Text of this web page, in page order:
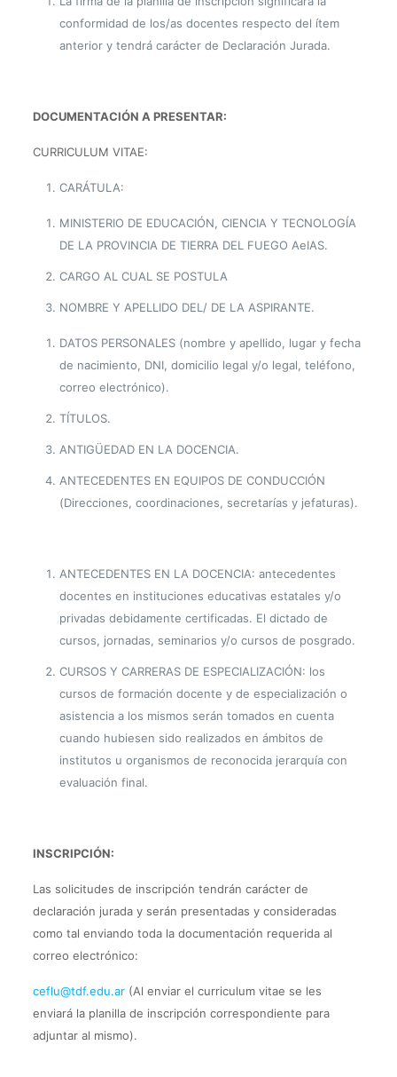
conformidad de los/as docentes respecto del ítem
anterior y tendrá carácter de Declaración Jurada.
DOCUMENTACIÓN A PRESENTAR:
CURRICULUM VITAE:
CARÁTULA:
MINISTERIO DE EDUCACIÓN, CIENCIA Y TECNOLOGÍA
DE LA PROVINCIA DE TIERRA DEL FUEGO AeIAS.
CARGO AL CUAL SE POSTULA
NOMBRE Y APELLIDO DEL/ DE LA ASPIRANTE.
DATOS PERSONALES (nombre y apellido, lugar y fecha
de nacimiento, DNI, domicilio legal y/o legal, teléfono,
correo electrónico).
TÍTULOS.
ANTIGÜEDAD EN LA DOCENCIA.
ANTECEDENTES EN EQUIPOS DE CONDUCCIÓN
(Direcciones, coordinaciones, secretarías y jefaturas).
ANTECEDENTES EN LA DOCENCIA: antecedentes
docentes en instituciones educativas estatales y/o
privadas debidamente certificadas. El dictado de
cursos, jornadas, seminarios y/o cursos de posgrado.
CURSOS Y CARRERAS DE ESPECIALIZACIÓN: los
cursos de formación docente y de especialización o
asistencia a los mismos serán tomados en cuenta
cuando hubiesen sido realizados en ámbitos de
institutos u organismos de reconocida jerarquía con
evaluación final.
INSCRIPCIÓN:
Las solicitudes de inscripción tendrán carácter de
declaración jurada y serán presentadas y consideradas
como tal enviando toda la documentación requerida al
correo electrónico:
ceflu@tdf.edu.ar(Al enviar el curriculum vitae se les
enviará la planilla de inscripción correspondiente para
adjuntar al mismo).